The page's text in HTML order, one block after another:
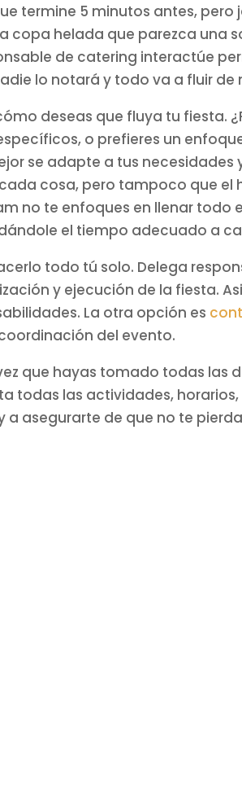
termine 5 minutos antes,
helada que parezca una
de catering interactúe
lo notará y todo va a fluir de
deseas que fluya tu fiesta.
o prefieres un
se adapte a tus necesidades
cosa, pero tampoco que el
no te enfoques en llenar todo
el tiempo adecuado a
todo tú solo. Delega
y ejecución de la fiesta.
La otra opción es
del evento.
que hayas tomado todas las
las actividades,
asegurarte de que no te